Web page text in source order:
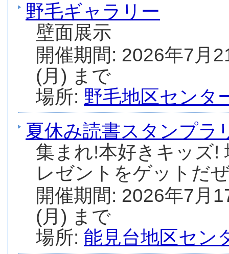
野毛ギャラリー
壁面展示
開催期間: 2026年7月
(月) まで
場所: 野毛地区センタ
夏休み読書スタンプラ
集まれ!本好きキッズ!
レゼントをゲットだ
開催期間: 2026年7月
(月) まで
場所: 能見台地区セン